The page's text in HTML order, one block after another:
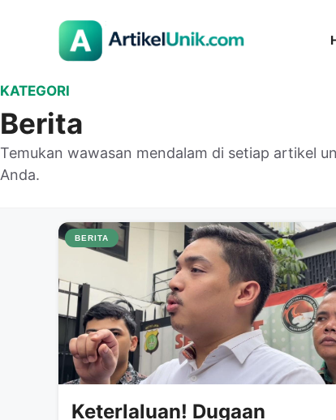
KATEGORI
Berita
Temukan wawasan mendalam di setiap artikel
Anda.
BERITA
Keterlaluan! Dugaan